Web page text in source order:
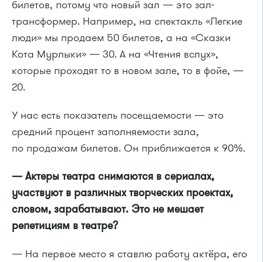
билетов, потому что новый зал — это зал-
трансформер. Например, на спектакль «Легкие
люди» мы продаем 50 билетов, а на «Сказки
Кота Мурлыки» — 30. А на «Чтения вслух»,
которые проходят то в новом зале, то в фойе, —
20.
У нас есть показатель посещаемости — это
средний процент заполняемости зала,
по продажам билетов. Он приближается к 90%.
— Актеры театра снимаются в сериалах,
участвуют в различных творческих проектах,
словом, зарабатывают. Это не мешает
репетициям в театре?
— На первое место я ставлю работу актёра, его